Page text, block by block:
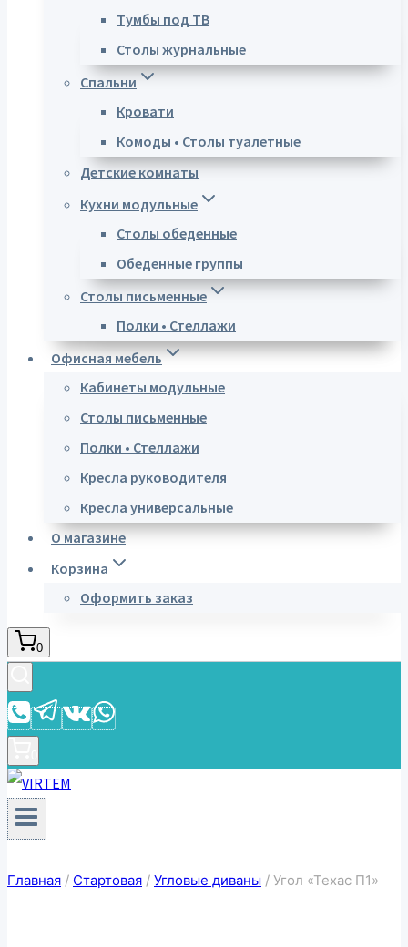
Тумбы под ТВ
Столы журнальные
Спальни
Кровати
Комоды • Столы туалетные
Детские комнаты
Кухни модульные
Столы обеденные
Обеденные группы
Столы письменные
Полки • Стеллажи
Офисная мебель
Кабинеты модульные
Столы письменные
Полки • Стеллажи
Кресла руководителя
Кресла универсальные
О магазине
Корзина
Оформить заказ
0
Главная / Стартовая / Угловые диваны / Угол «Техас П1»